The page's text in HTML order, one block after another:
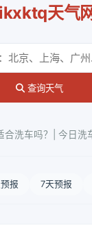
ikxktq天气
查询天气
合洗车吗？| 今日洗
报 7天预报